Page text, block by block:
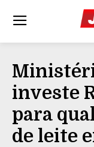
investe
para
de leite